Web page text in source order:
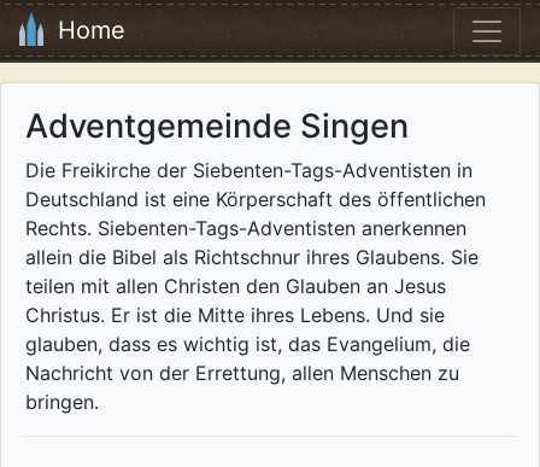
Home
Adventgemeinde Singen
Die Freikirche der Siebenten-Tags-Adventisten in
Deutschland ist eine Körperschaft des öffentlichen
Rechts. Siebenten-Tags-Adventisten anerkennen
allein die Bibel als Richtschnur ihres Glaubens. Sie
teilen mit allen Christen den Glauben an Jesus
Christus. Er ist die Mitte ihres Lebens. Und sie
glauben, dass es wichtig ist, das Evangelium, die
Nachricht von der Errettung, allen Menschen zu
bringen.